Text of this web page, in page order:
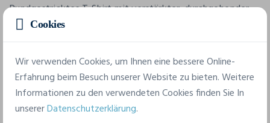
Rundgestricktes T-Shirt mit verstärkter, durchgehender
Schulternaht. Doppelnaht um das Nackenbündchen für
Formerhalt. 100% Baumwolle, vorgeschrumpft. 100 %
Baumwolle,140 g/m²
Merkmale
Cookies
Wir verwenden Cookies, um Ihnen eine bessere Online-
Erfahrung beim Besuch unserer Website zu bieten. Weitere
Informationen zu den verwendeten Cookies finden Sie In
unsererDatenschutzerklärung.